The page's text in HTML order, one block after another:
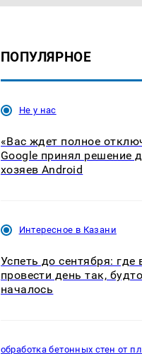
ПОПУЛЯРНОЕ
Не у нас
«Вас ждет полное
Google принял решение
хозяев Android
Интересное в Казани
Успеть до сентября: где
провести день так,
началось
обработка бетонных стен от